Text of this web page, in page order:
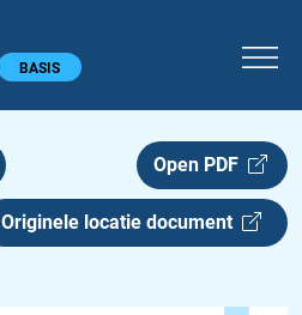
BASIS
Open PDF
Originele locatie document